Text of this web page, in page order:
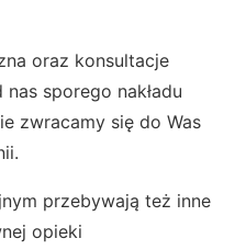
oraz konsultacje
sporego nakładu
zwracamy się do Was
przebywają też inne
opieki